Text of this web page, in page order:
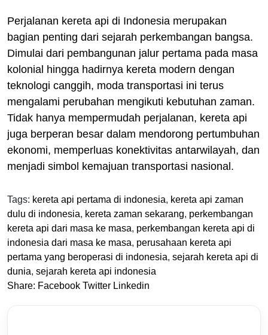
Perjalanan kereta api di Indonesia merupakan
bagian penting dari sejarah perkembangan bangsa.
Dimulai dari pembangunan jalur pertama pada masa
kolonial hingga hadirnya kereta modern dengan
teknologi canggih, moda transportasi ini terus
mengalami perubahan mengikuti kebutuhan zaman.
Tidak hanya mempermudah perjalanan, kereta api
juga berperan besar dalam mendorong pertumbuhan
ekonomi, memperluas konektivitas antarwilayah, dan
menjadi simbol kemajuan transportasi nasional.
Tags: kereta api pertama di indonesia, kereta api zaman
dulu di indonesia, kereta zaman sekarang, perkembangan
kereta api dari masa ke masa, perkembangan kereta api di
indonesia dari masa ke masa, perusahaan kereta api
pertama yang beroperasi di indonesia, sejarah kereta api di
dunia, sejarah kereta api indonesia
Share: Facebook Twitter Linkedin